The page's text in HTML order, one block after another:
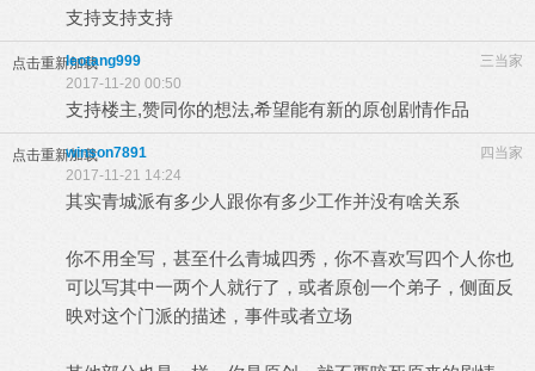
支持支持支持
点击重新加载 三当家
leotang999
2017-11-20 00:50
支持楼主,赞同你的想法,希望能有新的原创剧情作品
点击重新加载 四当家
winson7891
2017-11-21 14:24
其实青城派有多少人跟你有多少工作并没有啥关系
你不用全写，甚至什么青城四秀，你不喜欢写四个人你也
可以写其中一两个人就行了，或者原创一个弟子，侧面反
映对这个门派的描述，事件或者立场